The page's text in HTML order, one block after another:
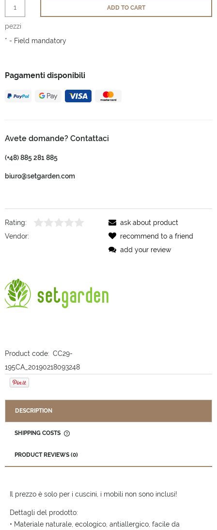
Pagamenti disponibili
Avete domande? Contattaci
(+48) 885 281 885
biuro@setgarden.com
pezzi
ADD TO CART
* - Field mandatory
Rating:
Vendor:
Product code: CC29-
195CA_20190218093248
ask about product
recommend to a friend
add your review
DESCRIPTION
SHIPPING COSTS
PRODUCT REVIEWS (0)
Il prezzo è solo per i cuscini, i mobili non sono inclusi!
Dettagli del prodotto:
• Materiale naturale, ecologico, antiallergico, facile da